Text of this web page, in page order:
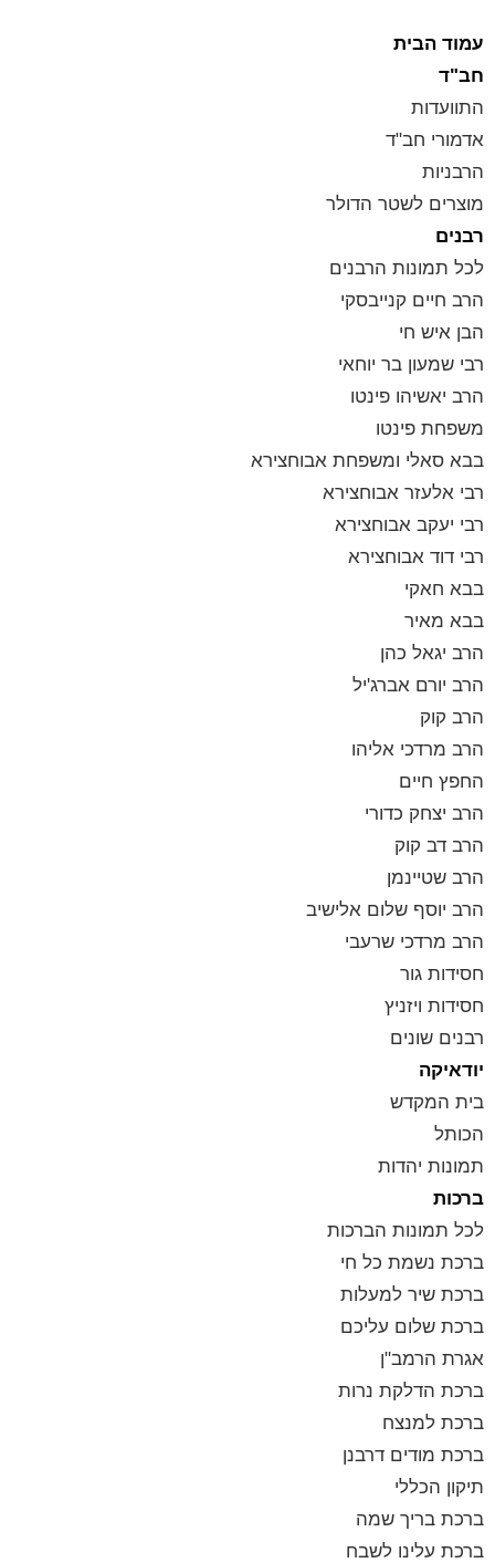
עמוד הבית
חב"ד
התוועדות
אדמורי חב"ד
הרבניות
מוצרים לשטר הדולר
רבנים
לכל תמונות הרבנים
הרב חיים קנייבסקי
הבן איש חי
רבי שמעון בר יוחאי
הרב יאשיהו פינטו
משפחת פינטו
בבא סאלי ומשפחת אבוחצירא
רבי אלעזר אבוחצירא
רבי יעקב אבוחצירא
רבי דוד אבוחצירא
בבא חאקי
בבא מאיר
הרב יגאל כהן
הרב יורם אברג'יל
הרב קוק
הרב מרדכי אליהו
החפץ חיים
הרב יצחק כדורי
הרב דב קוק
הרב שטיינמן
הרב יוסף שלום אלישיב
הרב מרדכי שרעבי
חסידות גור
חסידות ויזניץ
רבנים שונים
יודאיקה
בית המקדש
הכותל
תמונות יהדות
ברכות
לכל תמונות הברכות
ברכת נשמת כל חי
ברכת שיר למעלות
ברכת שלום עליכם
אגרת הרמב"ן
ברכת הדלקת נרות
ברכת למנצח
ברכת מודים דרבנן
תיקון הכללי
ברכת בריך שמה
ברכת עלינו לשבח